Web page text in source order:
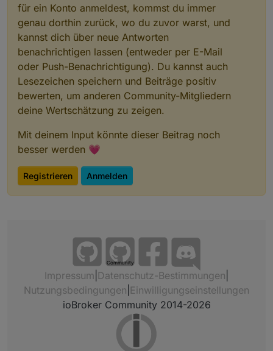
für ein Konto anmeldest, kommst du immer
genau dorthin zurück, wo du zuvor warst, und
kannst dich über neue Antworten
benachrichtigen lassen (entweder per E-Mail
oder Push-Benachrichtigung). Du kannst auch
Lesezeichen speichern und Beiträge positiv
bewerten, um anderen Community-Mitgliedern
deine Wertschätzung zu zeigen.
Mit deinem Input könnte dieser Beitrag noch
besser werden 💗
Registrieren Anmelden
Community
Impressum Datenschutz-Bestimmungen
Nutzungsbedingungen Einwilligungseinstellungen
ioBroker Community 2014-2026